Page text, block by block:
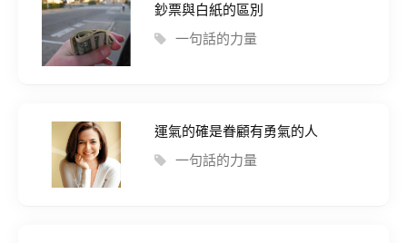
鈔票與白紙的區別
一句話的力量
運氣的確是眷顧有勇氣的人
一句話的力量